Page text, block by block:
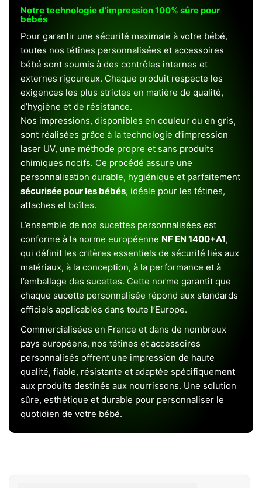
Notre technologie d’impression 100% sûre pour
bébés
Pour garantir une sécurité maximale à votre bébé,
toutes nos tétines personnalisées et accessoires
bébé sont soumis à des contrôles internes et
externes rigoureux. Chaque produit respecte les
exigences les plus strictes en matière de qualité,
d’hygiène et de résistance.
Nos impressions, disponibles en couleur ou en gris,
sont réalisées grâce à la technologie d’impression
laser UV, une méthode propre et sans produits
chimiques nocifs. Ce procédé assure une
personnalisation durable, hygiénique et parfaitement
sécurisée pour les bébés, idéale pour les tétines,
attaches et boîtes.
L’ensemble de nos sucettes personnalisées est
conforme à la norme européenne NF EN 1400+A1,
qui définit les critères essentiels de sécurité liés aux
matériaux, à la conception, à la performance et à
l’emballage des sucettes. Cette norme garantit que
chaque sucette personnalisée répond aux standards
officiels applicables dans toute l’Europe.
Commercialisées en France et dans de nombreux
pays européens, nos tétines et accessoires
personnalisés offrent une impression de haute
qualité, fiable, résistante et adaptée spécifiquement
aux produits destinés aux nourrissons. Une solution
sûre, esthétique et durable pour personnaliser le
quotidien de votre bébé.